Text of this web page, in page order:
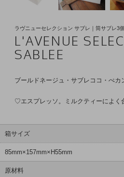
ラヴニューセレクション サブレ｜筒サブレ3
L'AVENUE
SABLEE
ブールドネージュ・サブレココ・ぺカ
♡エスプレッソ。ミルクティーによく
箱サイズ
85mm×157mm×H55mm
原材料